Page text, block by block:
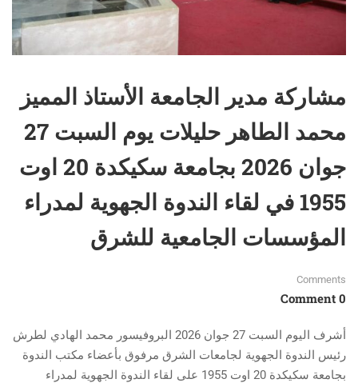
مشاركة مدير الجامعة الأستاذ المميز
محمد الطاهر حليلات يوم السبت 27
جوان 2026 بجامعة سكيكدة 20 اوت
1955 في لقاء الندوة الجهوية لمدراء
المؤسسات الجامعية للشرق
Comments
0 Comment
أشرف اليوم السبت 27 جوان 2026 البروفيسور محمد الهادي لطرش
رئيس الندوة الجهوية لجامعات الشرق مرفوق بأعضاء مكتب الندوة
بجامعة سكيكدة 20 اوت 1955 على لقاء الندوة الجهوية لمدراء